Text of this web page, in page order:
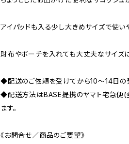
アイパッドも入る少し大きめサイズで使い
財布やポーチを入れても大丈夫なサイズに
◆配送のご依頼を受けてから10〜14日の
◆配送方法はBASE提携のヤマト宅急便
ます。
《お問合せ／商品のご要望》